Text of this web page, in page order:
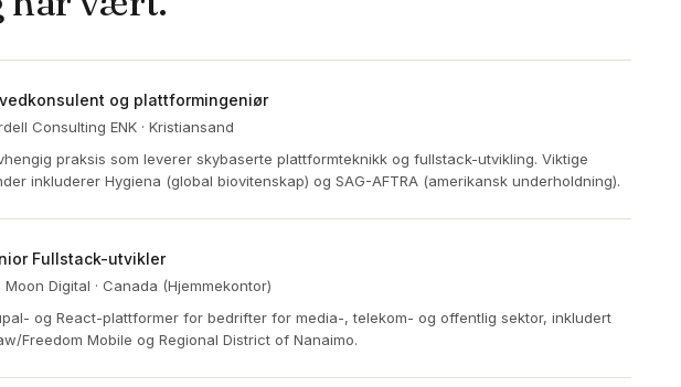
og plattformingeniør
Consulting ENK · Kristiansand
praksis som leverer skybaserte plattformteknikk og fullstack-utvikling. Viktige
inkluderer Hygiena (global biovitenskap) og SAG-AFTRA (amerikansk underholdning).
Fullstack-utvikler
Moon Digital · Canada (Hjemmekontor)
og React-plattformer for bedrifter for media-, telekom- og offentlig sektor, inkludert
Freedom Mobile og Regional District of Nanaimo.